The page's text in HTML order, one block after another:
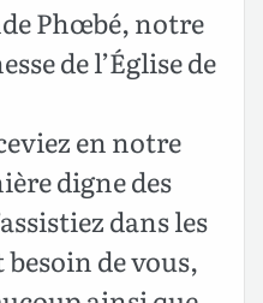
Phœbé, notre
de l’Église de
en notre
digne des
dans les
de vous,